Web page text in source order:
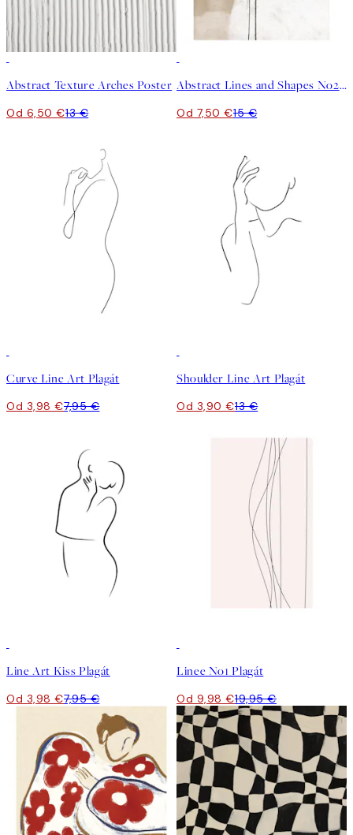
Abstract Texture Arches Poster
Od 6,50 €13 €
Abstract Lines and Shapes No2 Plagát
Od 7,50 €15 €
Curve Line Art Plagát
Od 3,98 €7,95 €
Shoulder Line Art Plagát
Od 3,90 €13 €
Line Art Kiss Plagát
Od 3,98 €7,95 €
Linee No1 Plagát
Od 9,98 €19,95 €